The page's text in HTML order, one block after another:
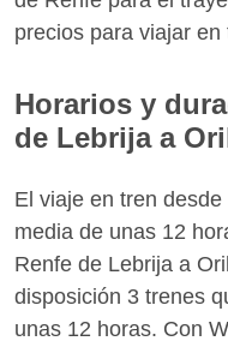
precios para viajar
Horarios y
de Lebrija a
El viaje en tren
media de unas 12
Renfe de Lebrija a
disposición 3 trenes
unas 12 horas. Con